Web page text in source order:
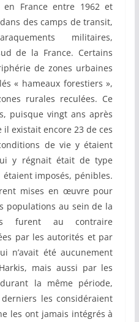
France entre 1962 et
des camps de transit,
militaires,
de la France. Certains
de zones urbaines
« hameaux forestiers »,
rurales reculées. Ce
puisque vingt ans après
il existait encore 23 de ces
de vie y étaient
y régnait était de type
imposés, pénibles.
mises en œuvre pour
populations au sein de la
furent au contraire
par les autorités et par
n’avait été aucunement
mais aussi par les
la même période,
les considéraient
les ont jamais intégrés à